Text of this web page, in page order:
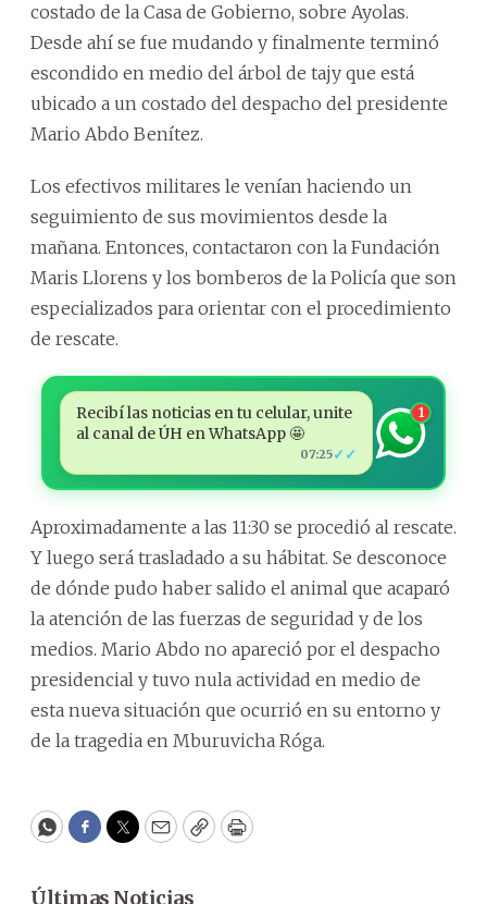
costado de la Casa de Gobierno, sobre Ayolas.
Desde ahí se fue mudando y finalmente terminó
escondido en medio del árbol de tajy que está
ubicado a un costado del despacho del presidente
Mario Abdo Benítez.
Los efectivos militares le venían haciendo un
seguimiento de sus movimientos desde la
mañana. Entonces, contactaron con la Fundación
Maris Llorens y los bomberos de la Policía que son
especializados para orientar con el procedimiento
de rescate.
Recibí las noticias en tu celular, unite
al canal de ÚH en WhatsApp 🤩
07:25✓✓
1
Aproximadamente a las 11:30 se procedió al rescate.
Y luego será trasladado a su hábitat. Se desconoce
de dónde pudo haber salido el animal que acaparó
la atención de las fuerzas de seguridad y de los
medios. Mario Abdo no apareció por el despacho
presidencial y tuvo nula actividad en medio de
esta nueva situación que ocurrió en su entorno y
de la tragedia en Mburuvicha Róga.
WhatsApp
Facebook
Twitter
EmailCopyPrint
Últimas Noticias